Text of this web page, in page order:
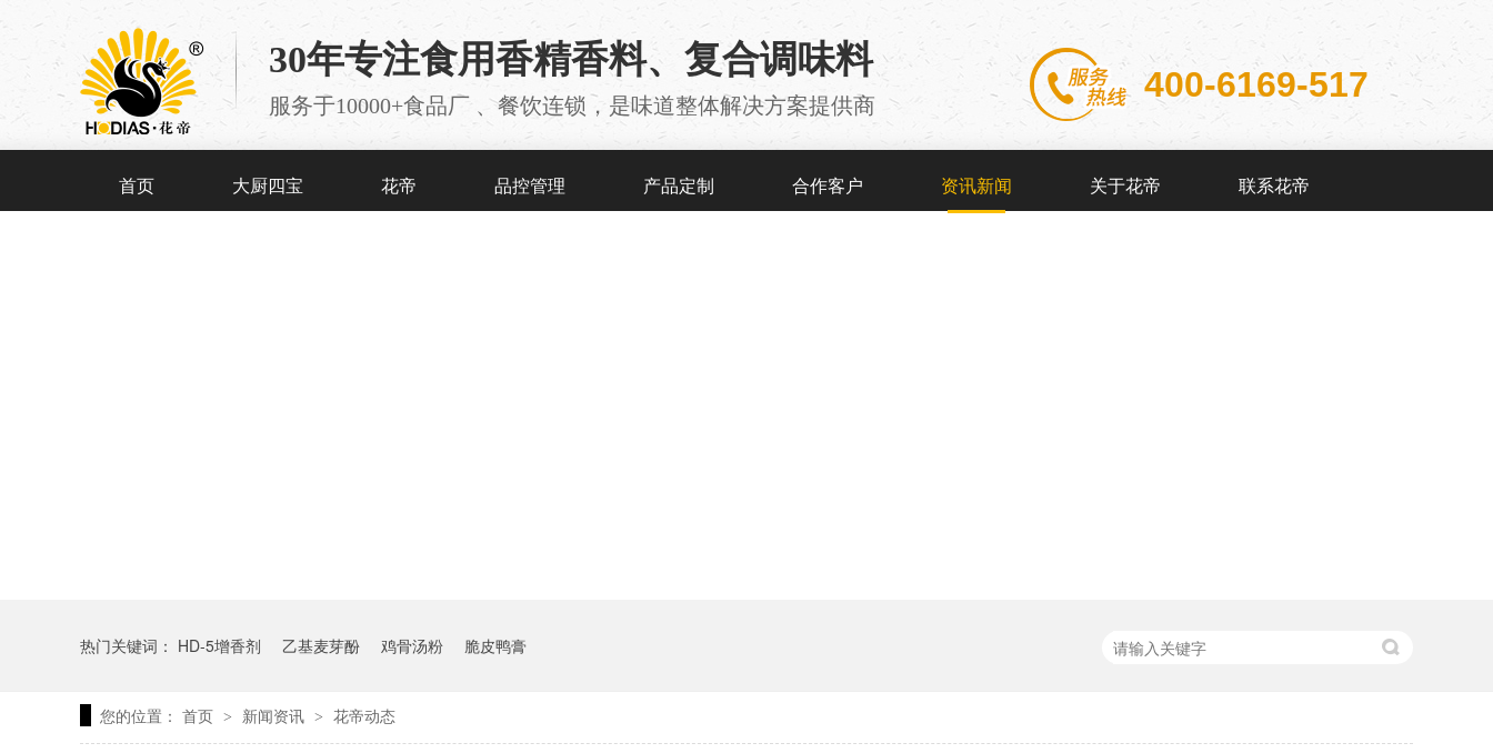
30年专注食用香精香料、复合调味料
服务于10000+食品厂 、餐饮连锁，是味道整体解决方案提供商
400-6169-517
首页 大厨四宝 花帝 品控管理 产品定制 合作客户 资讯新闻 关于花帝 联系花帝
热门关键词： HD-5增香剂 乙基麦芽酚 鸡骨汤粉 脆皮鸭膏
您的位置： 首页 > 新闻资讯 > 花帝动态